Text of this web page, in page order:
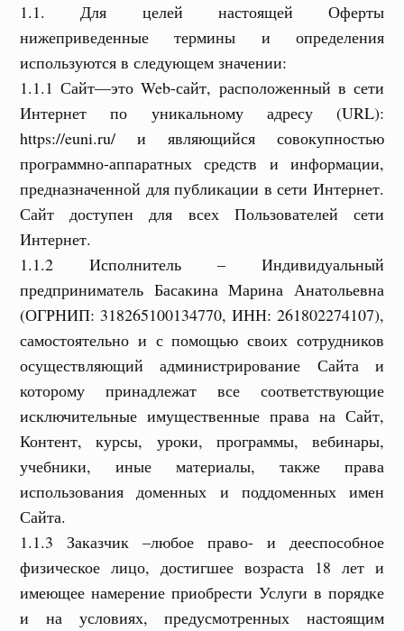
1.1. Для целей настоящей Оферты
нижеприведенные термины и определения
используются в следующем значении:
1.1.1 Сайт—это Web-сайт, расположенный в сети
Интернет по уникальному адресу (URL):
https://euni.ru/ и являющийся совокупностью
программно-аппаратных средств и информации,
предназначенной для публикации в сети Интернет.
Сайт доступен для всех Пользователей сети
Интернет.
1.1.2 Исполнитель – Индивидуальный
предприниматель Басакина Марина Анатольевна
(ОГРНИП: 318265100134770, ИНН: 261802274107),
самостоятельно и с помощью своих сотрудников
осуществляющий администрирование Сайта и
которому принадлежат все соответствующие
исключительные имущественные права на Сайт,
Контент, курсы, уроки, программы, вебинары,
учебники, иные материалы, также права
использования доменных и поддоменных имен
Сайта.
1.1.3 Заказчик –любое право- и дееспособное
физическое лицо, достигшее возраста 18 лет и
имеющее намерение приобрести Услуги в порядке
и на условиях, предусмотренных настоящим